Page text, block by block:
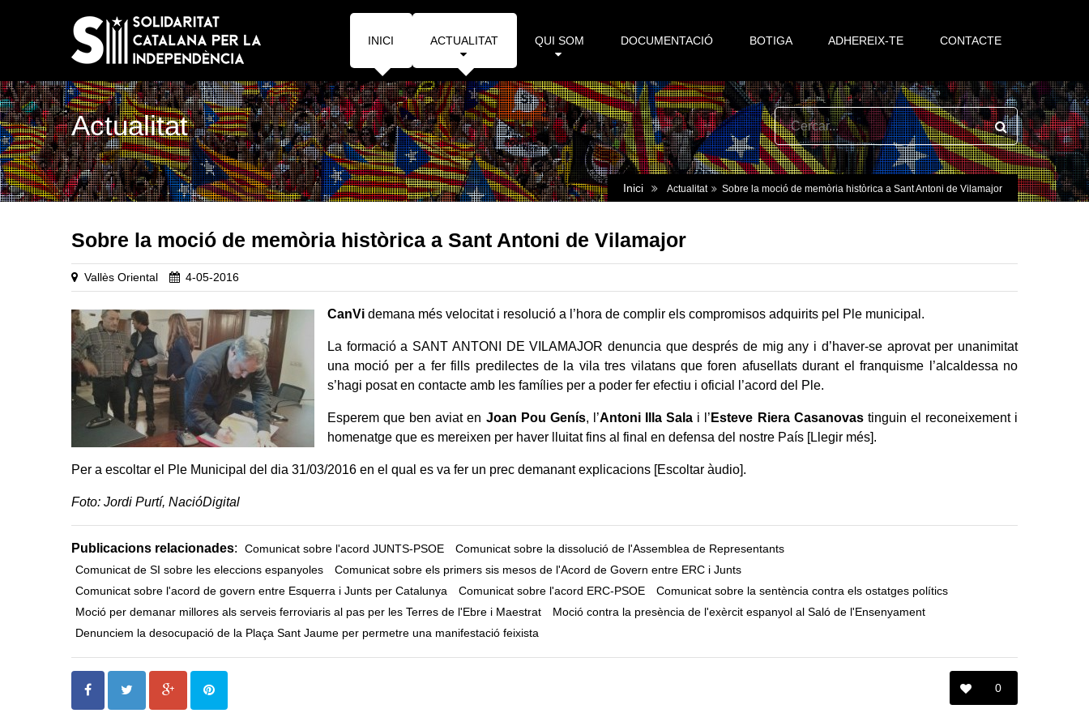
INICI ACTUALITAT QUI SOM DOCUMENTACIÓ BOTIGA ADHEREIX-TE CONTACTE
Inici Actualitat Sobre la moció de memòria històrica a Sant Antoni de Vilamajor
Actualitat
Sobre la moció de memòria històrica a Sant Antoni de Vilamajor
Vallès Oriental 4-05-2016
CanVi demana més velocitat i resolució a l’hora de complir els compromisos adquirits pel Ple municipal.
La formació a SANT ANTONI DE VILAMAJOR denuncia que després de mig any i d’haver-se aprovat per unanimitat
una moció per a fer fills predilectes de la vila tres vilatans que foren afusellats durant el franquisme l’alcaldessa no
s’hagi posat en contacte amb les famílies per a poder fer efectiu i oficial l’acord del Ple.
Esperem que ben aviat en Joan Pou Genís, l’Antoni Illa Sala i l’ Esteve Riera Casanovas tinguin el reconeixement i
homenatge que es mereixen per haver lluitat fins al final en defensa del nostre País [Llegir més].
Per a escoltar el Ple Municipal del dia 31/03/2016 en el qual es va fer un prec demanant explicacions [Escoltar àudio].
Foto: Jordi Purtí, NacióDigital
Publicacions relacionades: Comunicat sobre l'acord JUNTS-PSOE
Comunicat sobre la dissolució de l'Assemblea de Representants
Comunicat de SI sobre les eleccions espanyoles
Comunicat sobre els primers sis mesos de l'Acord de Govern entre ERC i Junts
Comunicat sobre l'acord de govern entre Esquerra i Junts per Catalunya
Comunicat sobre l'acord ERC-PSOE
Comunicat sobre la sentència contra els ostatges polítics
Moció per demanar millores als serveis ferroviaris al pas per les Terres de l'Ebre i Maestrat
Moció contra la presència de l'exèrcit espanyol al Saló de l'Ensenyament
Denunciem la desocupació de la Plaça Sant Jaume per permetre una manifestació feixista
0